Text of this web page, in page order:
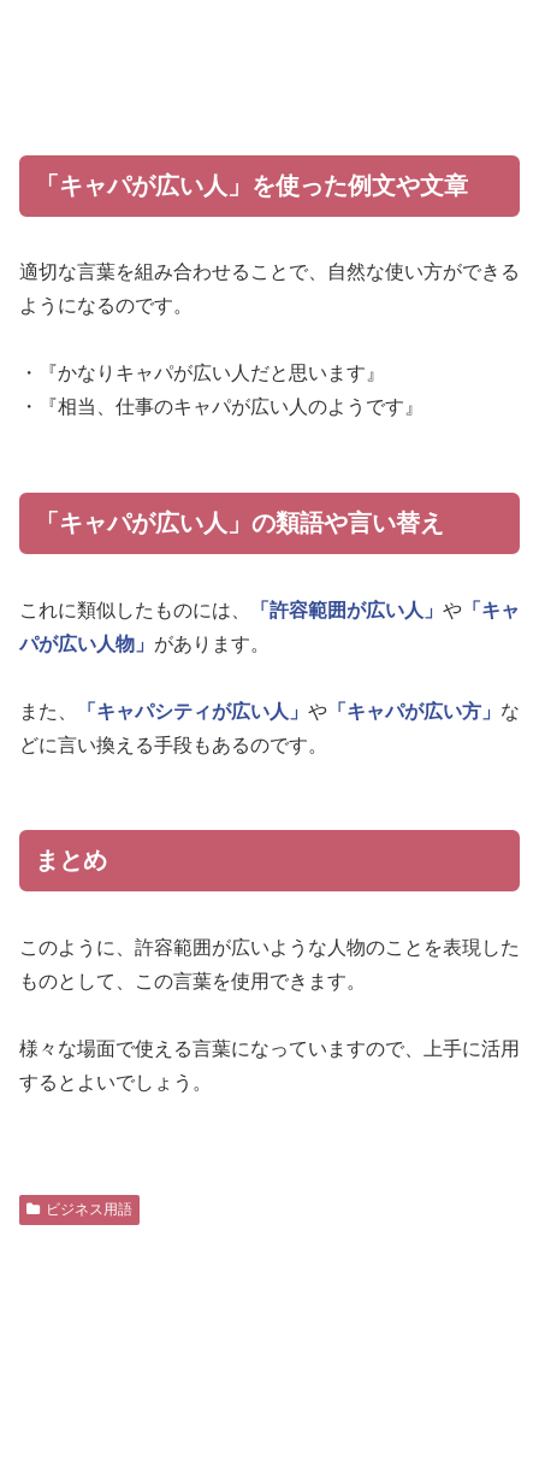
「キャパが広い人」を使った例文や文章
適切な言葉を組み合わせることで、自然な使い方ができる
ようになるのです。
・『かなりキャパが広い人だと思います』
・『相当、仕事のキャパが広い人のようです』
「キャパが広い人」の類語や言い替え
これに類似したものには、 「許容範囲が広い人」 や 「キャ
パが広い人物」 があります。
また、 「キャパシティが広い人」 や 「キャパが広い方」 な
どに言い換える手段もあるのです。
まとめ
このように、許容範囲が広いような人物のことを表現した
ものとして、この言葉を使用できます。
様々な場面で使える言葉になっていますので、上手に活用
するとよいでしょう。
ビジネス用語